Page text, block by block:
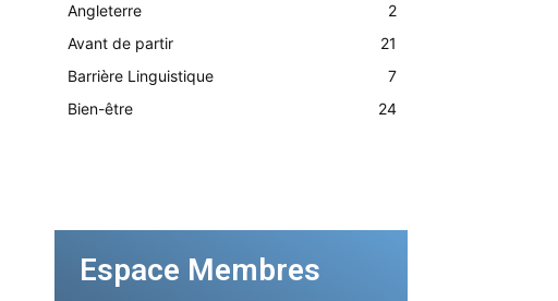
Angleterre
2
Avant de partir
21
Barrière Linguistique
7
Bien-être
24
Espace Membres